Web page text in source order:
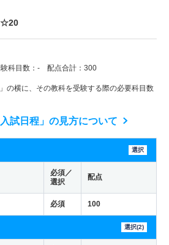
☆20
科目数：- 配点合計：300
の横に、その教科を受験する際の必要科目数
試日程」の見方について
選択
必須／
選択
配点
必須 100
選択(2)